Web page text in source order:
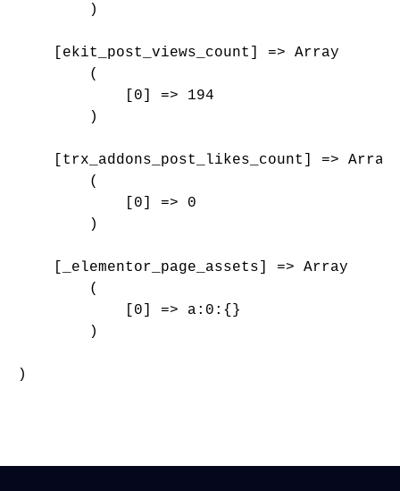
        )
    [ekit_post_views_count] => Array
        (
            [0] => 194
        )
    [trx_addons_post_likes_count] => Array
        (
            [0] => 0
        )
    [_elementor_page_assets] => Array
        (
            [0] => a:0:{}
        )
)